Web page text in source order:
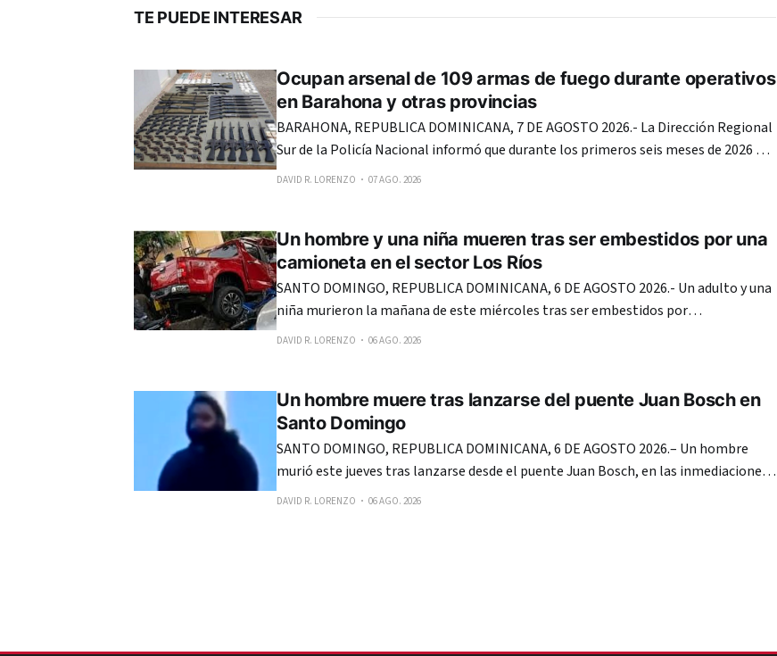
TE PUEDE INTERESAR
Ocupan arsenal de 109 armas de fuego durante operativos
en Barahona y otras provincias
BARAHONA, REPUBLICA DOMINICANA, 7 DE AGOSTO 2026.- La Dirección Regional
Sur de la Policía Nacional informó que durante los primeros seis meses de 2026 ha
incautado 109 armas de fuego de diferentes marcas y calibres en las provincias
DAVID R. LORENZO 07 AGO. 2026
Un hombre y una niña mueren tras ser embestidos por una
camioneta en el sector Los Ríos
SANTO DOMINGO, REPUBLICA DOMINICANA, 6 DE AGOSTO 2026.- Un adulto y una
niña murieron la mañana de este miércoles tras ser embestidos por
una camioneta de doble cabina en la avenida Coronel Juan María Lora Fernández,
DAVID R. LORENZO 06 AGO. 2026
Un hombre muere tras lanzarse del puente Juan Bosch en
Santo Domingo
SANTO DOMINGO, REPUBLICA DOMINICANA, 6 DE AGOSTO 2026.– Un hombre
murió este jueves tras lanzarse desde el puente Juan Bosch, en las inmediaciones
del sector La Ciénaga, en el Distrito Nacional, según se observa en un video que
DAVID R. LORENZO 06 AGO. 2026